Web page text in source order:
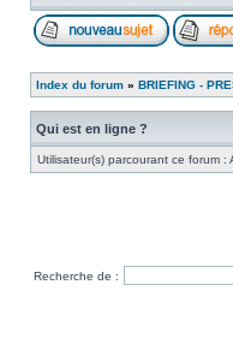
Index du forum » BRIEFING -
Qui est en ligne ?
Utilisateur(s) parcourant ce forum
Recherche de :